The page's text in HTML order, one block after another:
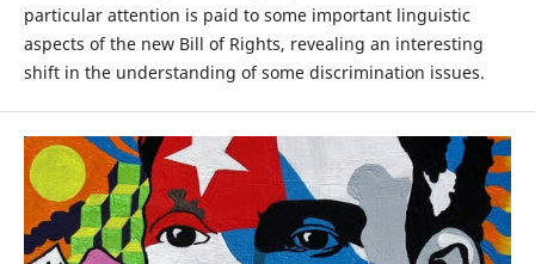
particular attention is paid to some important linguistic
aspects of the new Bill of Rights, revealing an interesting
shift in the understanding of some discrimination issues.